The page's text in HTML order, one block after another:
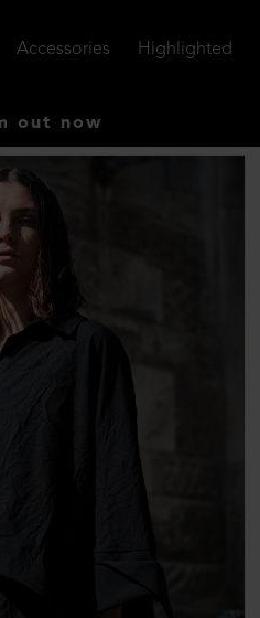
Accessories Highlighted